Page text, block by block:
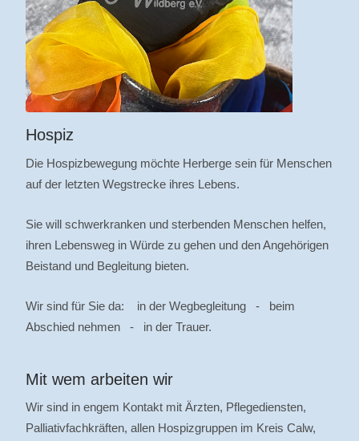
Hospiz
Die Hospizbewegung möchte Herberge sein für Menschen
auf der letzten Wegstrecke ihres Lebens.
Sie will schwerkranken und sterbenden Menschen helfen,
ihren Lebensweg in Würde zu gehen und den Angehörigen
Beistand und Begleitung bieten.
Wir sind für Sie da: in der Wegbegleitung - beim
Abschied nehmen - in der Trauer.
Mit wem arbeiten wir
Wir sind in engem Kontakt mit Ärzten, Pflegediensten,
Palliativfachkräften, allen Hospizgruppen im Kreis Calw,